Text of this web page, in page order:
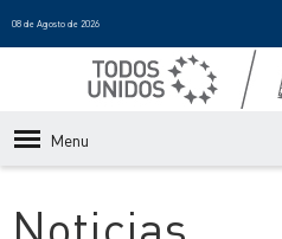
08 de Agosto de 2026
Menu
Noticias